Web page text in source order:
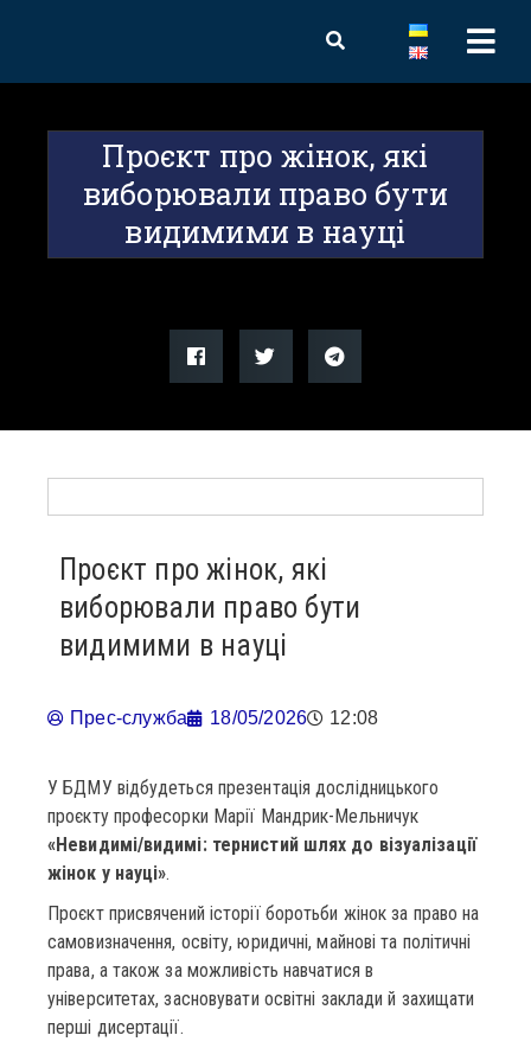
Проєкт про жінок, які
виборювали право бути
видимими в науці
Проєкт про жінок, які
виборювали право бути
видимими в науці
Прес-служба 18/05/2026 12:08
У БДМУ відбудеться презентація дослідницького
проєкту професорки Марії Мандрик-Мельничук
«Невидимі/видимі: тернистий шлях до візуалізації
жінок у науці».
Проєкт присвячений історії боротьби жінок за право на
самовизначення, освіту, юридичні, майнові та політичні
права, а також за можливість навчатися в
університетах, засновувати освітні заклади й захищати
перші дисертації.